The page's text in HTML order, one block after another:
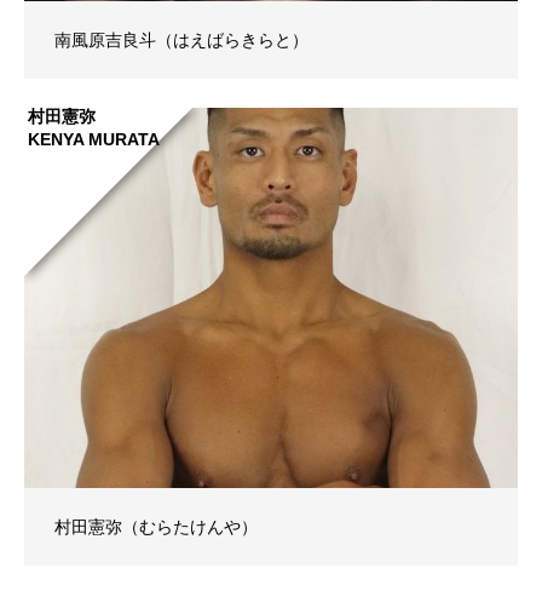
南風原吉良斗（はえばらきらと）
村田憲弥
KENYA MURATA
村田憲弥（むらたけんや）